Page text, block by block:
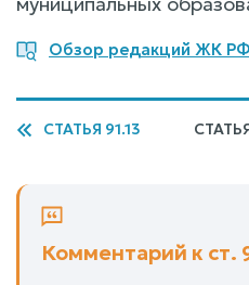
Обзор редакций ЖК РФ
СТАТЬЯ 91.13
Комментарий к ст.